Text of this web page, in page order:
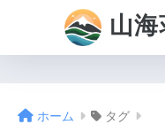
山海
ホーム タグ